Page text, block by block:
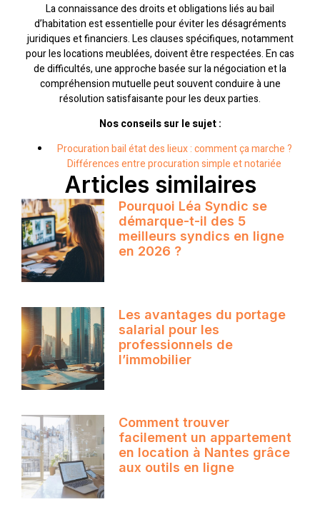
La connaissance des droits et obligations liés au bail
d’habitation est essentielle pour éviter les désagréments
juridiques et financiers. Les clauses spécifiques, notamment
pour les locations meublées, doivent être respectées. En cas
de difficultés, une approche basée sur la négociation et la
compréhension mutuelle peut souvent conduire à une
résolution satisfaisante pour les deux parties.
Nos conseils sur le sujet :
Procuration bail état des lieux : comment ça marche ?
Différences entre procuration simple et notariée
Articles similaires
Pourquoi Léa Syndic se
démarque-t-il des 5
meilleurs syndics en ligne
en 2026 ?
Les avantages du portage
salarial pour les
professionnels de
l’immobilier
Comment trouver
facilement un appartement
en location à Nantes grâce
aux outils en ligne